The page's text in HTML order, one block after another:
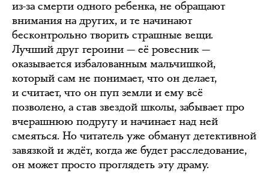
из-за смерти одного ребенка, не обращают
внимания на других, и те начинают
бесконтрольно творить страшные вещи.
Лучший друг героини — её ровесник —
оказывается избалованным мальчишкой,
который сам не понимает, что он делает,
и считает, что он пуп земли и ему всё
позволено, а став звездой школы, забывает про
вчерашнюю подругу и начинает над ней
смеяться. Но читатель уже обманут детективной
завязкой и ждёт, когда же будет расследование,
он может просто проглядеть эту драму.